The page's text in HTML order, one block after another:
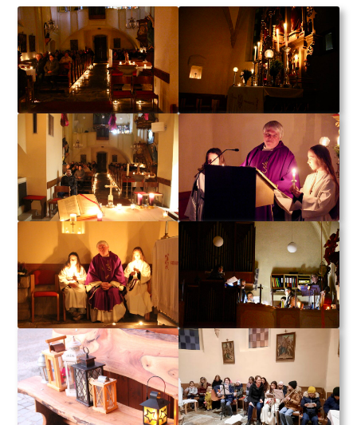
Gottesdienstordnung
Kontakt
Neuigkeiten